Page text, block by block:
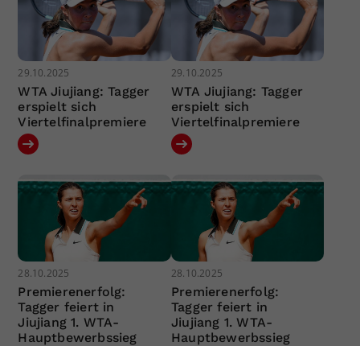
29.10.2025
WTA Jiujiang: Tagger
erspielt sich
Viertelfinalpremiere
29.10.2025
WTA Jiujiang: Tagger
erspielt sich
Viertelfinalpremiere
28.10.2025
Premierenerfolg:
Tagger feiert in
Jiujiang 1. WTA-
Hauptbewerbssieg
28.10.2025
Premierenerfolg:
Tagger feiert in
Jiujiang 1. WTA-
Hauptbewerbssieg